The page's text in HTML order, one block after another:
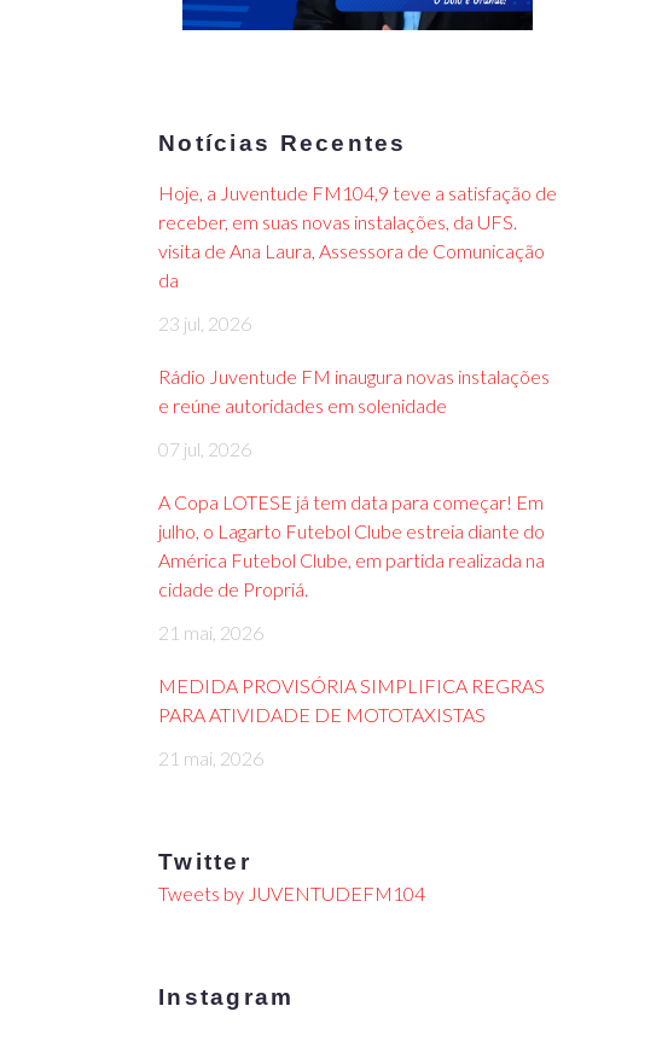
Notícias Recentes
Hoje, a Juventude FM104,9 teve a satisfação de
receber, em suas novas instalações, da UFS.
visita de Ana Laura, Assessora de Comunicação
da
23 jul, 2026
Rádio Juventude FM inaugura novas instalações
e reúne autoridades em solenidade
07 jul, 2026
A Copa LOTESE já tem data para começar! Em
julho, o Lagarto Futebol Clube estreia diante do
América Futebol Clube, em partida realizada na
cidade de Propriá.
21 mai, 2026
MEDIDA PROVISÓRIA SIMPLIFICA REGRAS
PARA ATIVIDADE DE MOTOTAXISTAS
21 mai, 2026
Twitter
Tweets by JUVENTUDEFM104
Instagram